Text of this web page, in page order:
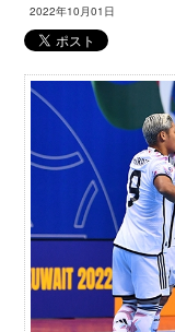
2022年10月01日